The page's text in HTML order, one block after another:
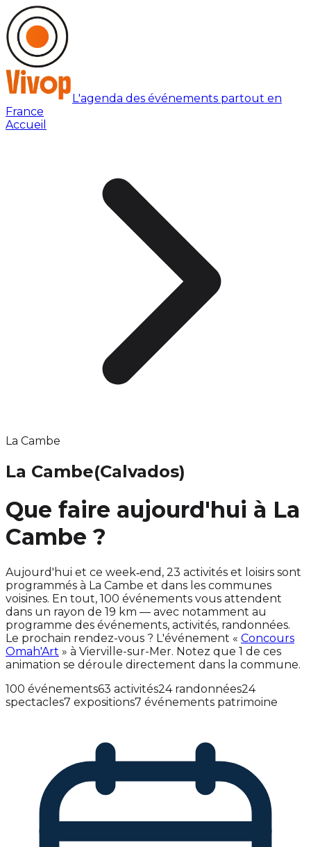
L'agenda des événements partout en
France
Accueil
La Cambe
La Cambe(Calvados)
Que faire aujourd'hui à La
Cambe ?
Aujourd'hui et ce week‑end, 23 activités et loisirs sont
programmés à La Cambe et dans les communes
voisines. En tout, 100 événements vous attendent
dans un rayon de 19 km — avec notamment au
programme des événements, activités, randonnées.
Le prochain rendez-vous ? L'événement « Concours
Omah'Art » à Vierville-sur-Mer. Notez que 1 de ces
animation se déroule directement dans la commune.
100 événements63 activités24 randonnées24
spectacles7 expositions7 événements patrimoine